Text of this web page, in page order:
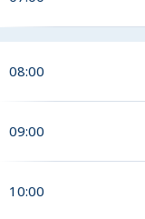
08:00
09:00
10:00